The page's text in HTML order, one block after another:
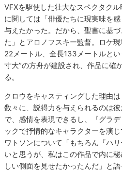
VFXを駆使した壮大なスペクタク
に関しては「俳優たちに現実味を
与えたかった。だから、聖書に基
た」とアロノフスキー監督。ロケ
22メートル、全長133メートルと
寸大”の方舟が建設され、作品に確
る。
クロウをキャスティングした理由
数々に、説得力を与えられるのは
で、感情を表現できるし、『グラ
ックで抒情的なキャラクターを演じ
ワトソンについて「もちろん『ハ
いと思うが、私はこの作品で内に
しい側面を見せたかったんだ」と語